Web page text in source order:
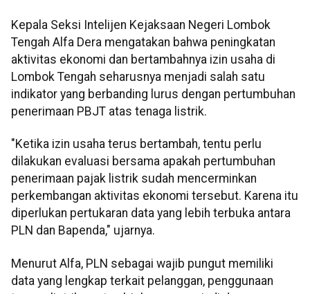
Kepala Seksi Intelijen Kejaksaan Negeri Lombok
Tengah Alfa Dera mengatakan bahwa peningkatan
aktivitas ekonomi dan bertambahnya izin usaha di
Lombok Tengah seharusnya menjadi salah satu
indikator yang berbanding lurus dengan pertumbuhan
penerimaan PBJT atas tenaga listrik.
"Ketika izin usaha terus bertambah, tentu perlu
dilakukan evaluasi bersama apakah pertumbuhan
penerimaan pajak listrik sudah mencerminkan
perkembangan aktivitas ekonomi tersebut. Karena itu
diperlukan pertukaran data yang lebih terbuka antara
PLN dan Bapenda," ujarnya.
Menurut Alfa, PLN sebagai wajib pungut memiliki
data yang lengkap terkait pelanggan, penggunaan